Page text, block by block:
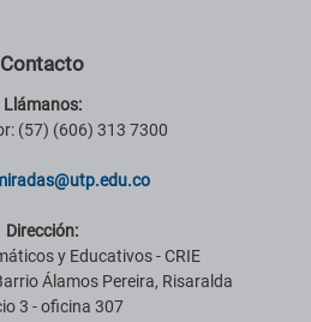
Contacto
Llámanos:
(57) (606) 313 7300
Dirección:
y Educativos - CRIE
Álamos Pereira, Risaralda
3 - oficina 307